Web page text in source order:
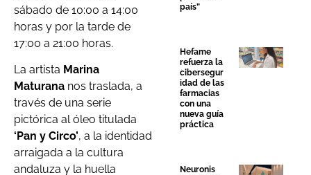
sábado de 10:00 a 14:00
horas y por la tarde de
17:00 a 21:00 horas.
La artista Marina
Maturana nos traslada, a
través de una serie
pictórica al óleo titulada
‘Pan y Circo’, a la identidad
arraigada a la cultura
andaluza y la huella
país”
Hefame
refuerza la
cibersegur
idad de las
farmacias
con una
nueva guía
práctica
Neuronis